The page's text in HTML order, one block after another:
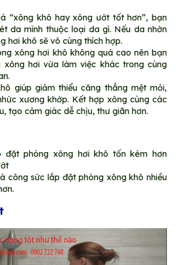
“xông khô hay xông ướt tốt hơn”, bạn
da mình thuộc loại da gì. Nếu da nhờn
hơi khô sẽ vô cùng thích hợp.
xông hơi khô không quá cao nên bạn
xông hơi vừa làm việc khác trong cùng
giúp giảm thiểu căng thẳng mệt mỏi,
xương khớp. Kết hợp xông cùng các
tạo cảm giác dễ chịu, thư giãn hơn.
đặt phòng xông hơi khô tốn kém hơn
công sức lắp đặt phòng xông khô nhiều